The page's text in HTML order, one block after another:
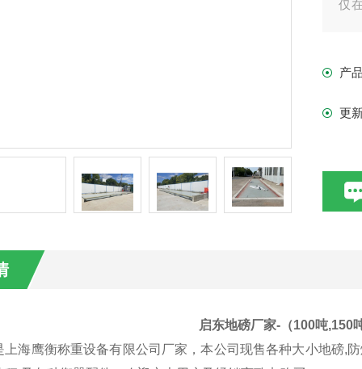
仅
酷
产
更
启东地磅厂家-（100吨,150
上海鹰衡称重设备有限公司厂家，本公司现售各种大小地磅,